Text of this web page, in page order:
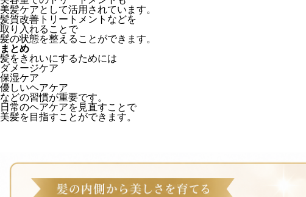
美髪ケアとして活用されています。
髪質改善トリートメントなどを
取り入れることで
髪の状態を整えることができます。
まとめ
髪をきれいにするためには
ダメージケア
保湿ケア
優しいヘアケア
などの習慣が重要です。
日常のヘアケアを見直すことで
美髪を目指すことができます。